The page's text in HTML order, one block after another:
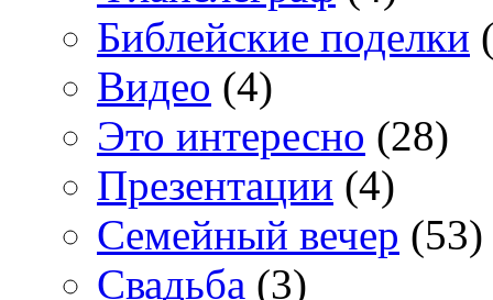
Библейские поделки
Видео (4)
Это интересно (28)
Презентации (4)
Семейный вечер (53)
Свадьба (3)